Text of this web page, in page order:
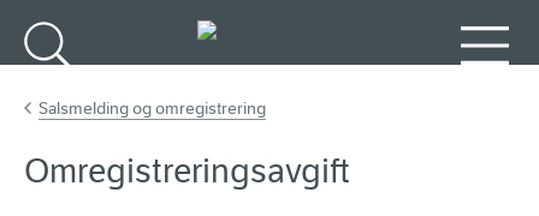
Salsmelding og omregistrering
Omregistreringsavgift